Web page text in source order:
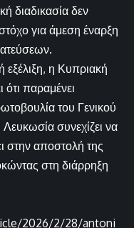
διαδικασία δεν
για άμεση έναρξη
εξέλιξη, η Κυπριακή
ότι παραμένει
του Γενικού
συνεχίζει να
στην αποστολή της
στη διάρρηξη
2026/2/28/antoni